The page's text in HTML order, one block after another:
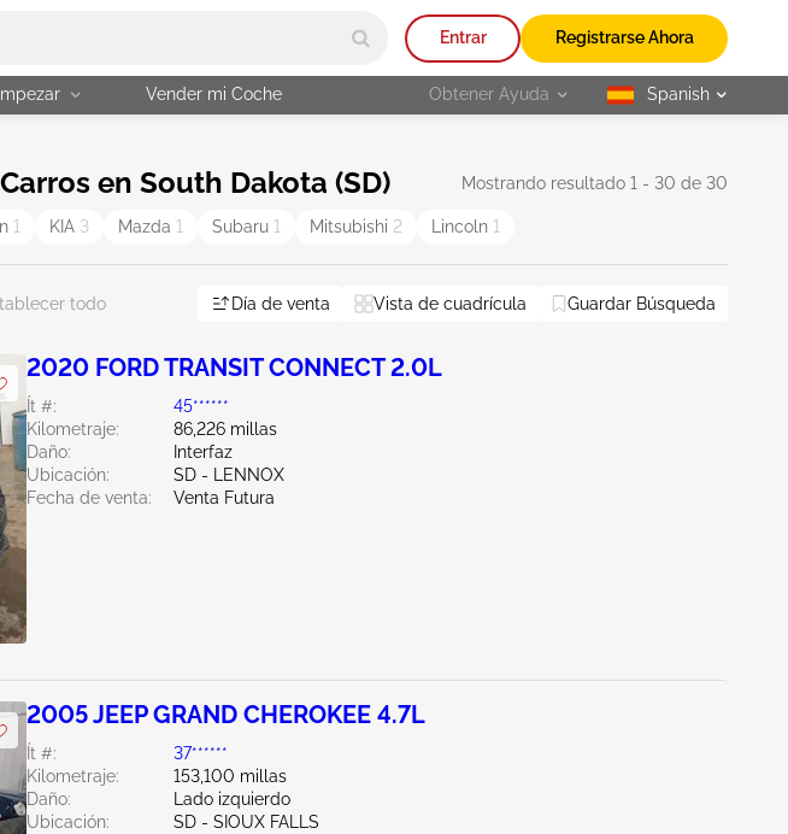
Entrar Registrarse Ahora
Vender mi Coche Obtener Ayuda selected
Spanish
en South Dakota (SD) Mostrando resultado 1 - 30 de 30
1 KIA 3 Mazda 1 Subaru 1 Mitsubishi 2 Lincoln 1
todo Día de venta Vista de cuadrícula Guardar Búsqueda
2020 FORD TRANSIT CONNECT 2.0L
Ít #:
45******
Kilometraje:
86,226 millas
Daño:
Interfaz
Ubicación:
SD - LENNOX
Fecha de venta:
Venta Futura
2005 JEEP GRAND CHEROKEE 4.7L
Ít #:
37******
Kilometraje:
153,100 millas
Daño:
Lado izquierdo
Ubicación:
SD - SIOUX FALLS